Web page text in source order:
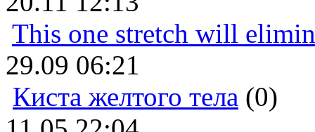
This one stretch will
29.09 06:21
Киста желтого тела (0)